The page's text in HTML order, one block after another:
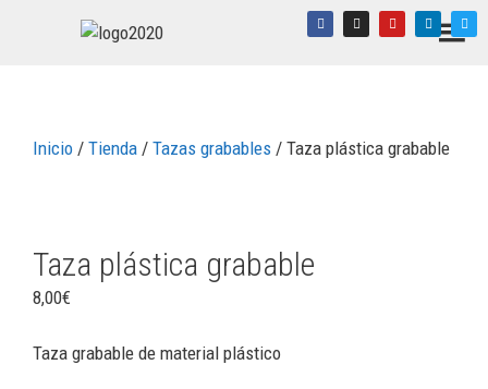
Inicio / Tienda / Tazas grabables / Taza plástica grabable
Taza plástica grabable
8,00€
Taza grabable de material plástico